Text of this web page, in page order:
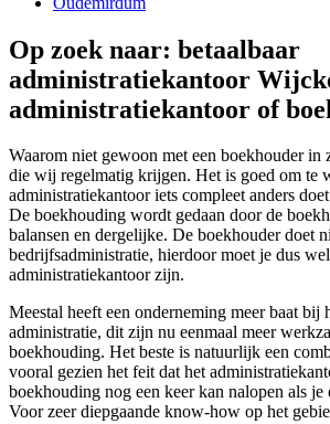
Op zoek naar: betaalbaar
administratiekantoor
administratiekantoor of
Waarom niet gewoon met een boekhouder in
die wij regelmatig krijgen. Het is goed om te
administratiekantoor iets compleet anders
De boekhouding wordt gedaan door de
balansen en dergelijke. De boekhouder doet
bedrijfsadministratie, hierdoor moet je dus
administratiekantoor zijn.
Meestal heeft een onderneming meer baat bij
administratie, dit zijn nu eenmaal meer
boekhouding. Het beste is natuurlijk een
vooral gezien het feit dat het
boekhouding nog een keer kan nalopen als
Voor zeer diepgaande know-how op het